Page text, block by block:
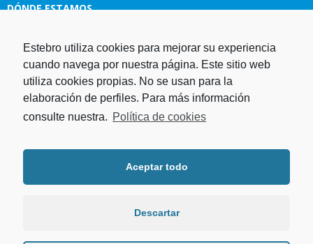
DÓNDE ESTAMOS
Estampaciones EBRO, S.L.
Polg. Ind. Malpica-Alfindén C/H
naves 10, 12, 14 y 5 50171 La
Puebla de Alfindén Zaragoza,
España
Fax. +34 976 108 058
Política de privacidad
Programa operativo FEDER Aragón
2014-2020Plan de recuperación,
Programa FEDER 2021-2027
Estebro utiliza cookies para mejorar su experiencia
cuando navega por nuestra página. Este sitio web
utiliza cookies propias. No se usan para la
elaboración de perfiles. Para más información
consulte nuestra. Política de cookies
Aceptar todo
Descartar